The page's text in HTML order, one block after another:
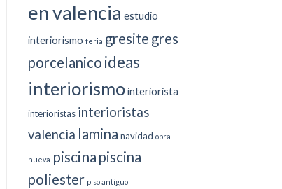
en valencia estudio
interiorismo feria gresite gres
porcelanico ideas
interiorismointeriorista
interioristas interioristas
valencia lamina navidad obra
nueva piscina piscina
poliester piso antiguo